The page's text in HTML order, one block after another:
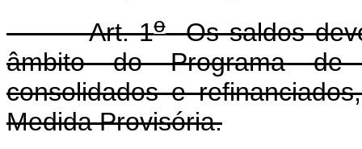
Art. 1oOs saldos
âmbito do Programa de
consolidados e
Medida Provisória.